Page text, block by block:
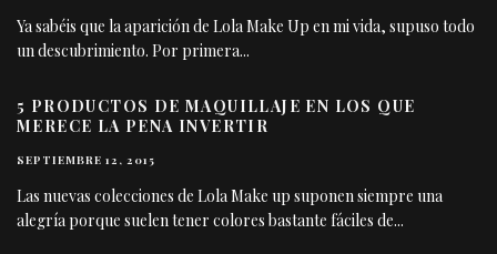
Ya sabéis que la aparición de Lola Make Up en mi vida, supuso todo
un descubrimiento. Por primera...
5 PRODUCTOS DE MAQUILLAJE EN LOS QUE
MERECE LA PENA INVERTIR
SEPTIEMBRE 12, 2015
Las nuevas colecciones de Lola Make up suponen siempre una
alegría porque suelen tener colores bastante fáciles de...